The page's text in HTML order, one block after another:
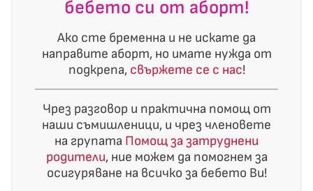
бебето си от аборт!
Ако сте бременна и не искате да
направите аборт, но имате нужда от
подкрепа, свържете се с нас!
Чрез разговор и практична помощ от
наши съмишленици, и чрез членовете
на групата Помощ за затруднени
родители, ние можем да помогнем за
осигуряване на всичко за бебето Ви!